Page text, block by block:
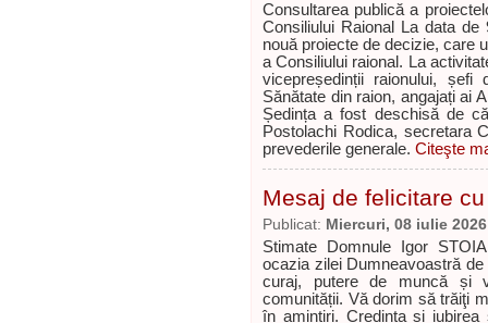
Consultarea publică a
Consiliului Raional La data
nouă proiecte de decizie, care
a Consiliului raional. La
vicepreședinții raionului,
Sănătate din raion, angajați ai
Ședința a fost deschisă de
Postolachi Rodica, secretara
prevederile generale. Citeşte
Mesaj de felicitare
Publicat: Miercuri, 08 iulie 2026
Stimate Domnule Igor
ocazia zilei Dumneavoastră
curaj, putere de muncă și
comunității. Vă dorim să trăiţi
în amintiri. Credința și